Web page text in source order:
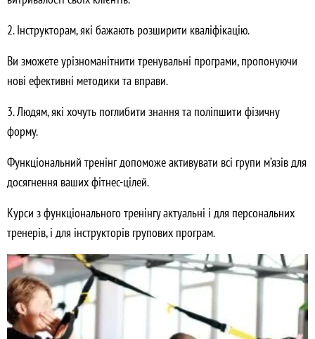
2. Інструкторам, які бажають розширити кваліфікацію.
Ви зможете урізноманітнити тренувальні програми, пропонуючи
нові ефективні методики та вправи.
3. Людям, які хочуть поглибити знання та поліпшити фізичну
форму.
Функціональний тренінг допоможе активувати всі групи м’язів для
досягнення ваших фітнес-цілей.
Курси з функціонального тренінгу актуальні і для персональних
тренерів, і для інструкторів групових програм.